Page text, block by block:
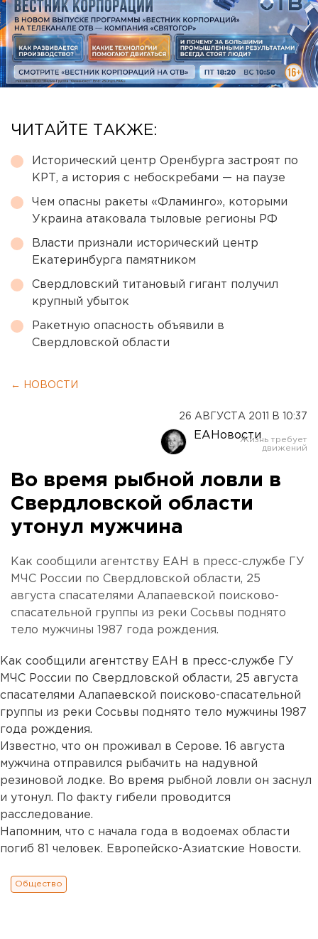
ЧИТАЙТЕ ТАКЖЕ:
Исторический центр Оренбурга застроят по
КРТ, а история с небоскребами — на паузе
Чем опасны ракеты «Фламинго», которыми
Украина атаковала тыловые регионы РФ
Власти признали исторический центр
Екатеринбурга памятником
Свердловский титановый гигант получил
крупный убыток
Ракетную опасность объявили в
Свердловской области
← НОВОСТИ
26 АВГУСТА 2011 В 10:37
ЕАНовости
Во время рыбной ловли в
Свердловской области
утонул мужчина
Как сообщили агентству ЕАН в пресс-службе ГУ
МЧС России по Свердловской области, 25
августа спасателями Алапаевской поисково-
спасательной группы из реки Сосьвы поднято
тело мужчины 1987 года рождения.
Как сообщили агентству ЕАН в пресс-службе ГУ
МЧС России по Свердловской области, 25 августа
спасателями Алапаевской поисково-спасательной
группы из реки Сосьвы поднято тело мужчины 1987
года рождения.
Известно, что он проживал в Серове. 16 августа
мужчина отправился рыбачить на надувной
резиновой лодке. Во время рыбной ловли он заснул
и утонул. По факту гибели проводится
расследование.
Напомним, что с начала года в водоемах области
погиб 81 человек. Европейско-Азиатские Новости.
Общество